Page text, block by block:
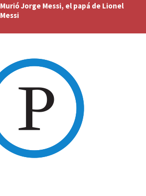
Murió Jorge Messi, el papá de Lionel
Messi